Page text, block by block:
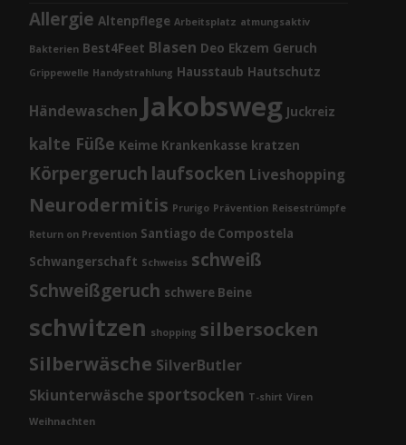
Allergie Altenpflege Arbeitsplatz atmungsaktiv
Bakterien Best4Feet Blasen Deo Ekzem Geruch
Grippewelle Handystrahlung Hausstaub Hautschutz
Händewaschen Jakobsweg Juckreiz
kalte Füße Keime Krankenkasse kratzen
Körpergeruch laufsocken Liveshopping
Neurodermitis Prurigo Prävention Reisestrümpfe
Return on Prevention Santiago de Compostela
Schwangerschaft Schweiss schweiß
Schweißgeruch schwere Beine
schwitzen shopping silbersocken
Silberwäsche SilverButler
Skiunterwäsche sportsocken T-shirt Viren
Weihnachten